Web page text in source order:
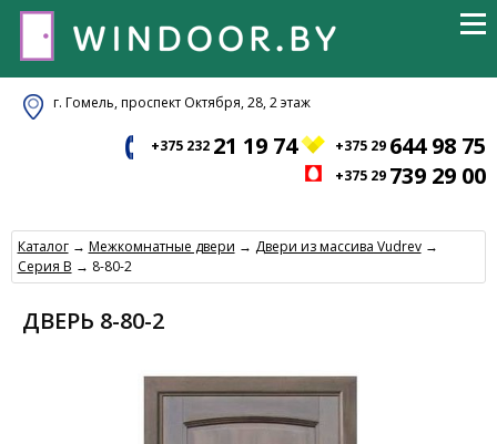
г. Гомель, проспект Октября, 28, 2 этаж
+375 232 21 19 74 +375 29 644 98 75
+375 29 739 29 00
Каталог→ Межкомнатные двери → Двери из массива Vudrev→
Серия B → 8-80-2
ДВЕРЬ 8-80-2